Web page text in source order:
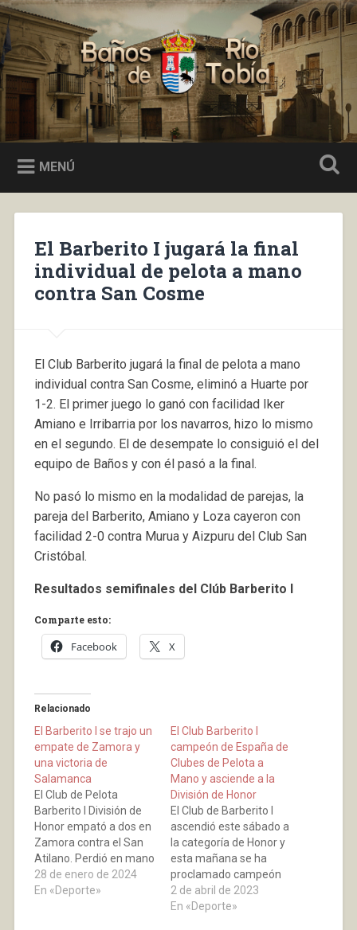
Saltar
al
contenido
Buscar
Baños de Río Tobía
MENÚ
El Barberito I jugará la final
individual de pelota a mano
contra San Cosme
El Club Barberito jugará la final de pelota a mano
individual contra San Cosme, eliminó a Huarte por
1-2. El primer juego lo ganó con facilidad Iker
Amiano e Irribarria por los navarros, hizo lo mismo
en el segundo. El de desempate lo consiguió el del
equipo de Baños y con él pasó a la final.
No pasó lo mismo en la modalidad de parejas, la
pareja del Barberito, Amiano y Loza cayeron con
facilidad 2-0 contra Murua y Aizpuru del Club San
Cristóbal.
Resultados semifinales del Clúb Barberito I
Comparte esto:
Facebook X
Relacionado
El Barberito I se trajo un
empate de Zamora y
una victoria de
Salamanca
El Club de Pelota
Barberito I División de
Honor empató a dos en
Zamora contra el San
Atilano. Perdió en mano
individual 2-0 y ganó
por el mismo resultado
28 de enero de 2024
En «Deporte»
El Club Barberito I
campeón de España de
Clubes de Pelota a
Mano y asciende a la
División de Honor
El Club de Barberito I
ascendió este sábado a
la categoría de Honor y
esta mañana se ha
proclamado campeón
de España de Clubes de
Pelota a Mano de
2 de abril de 2023
En «Deporte»